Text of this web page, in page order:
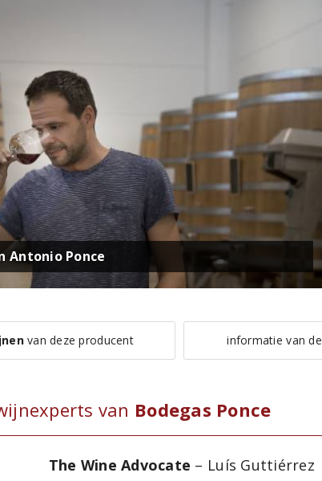
Antonio Ponce
van deze producent informatie van de
van Bodegas Ponce
The Wine Advocate – Luís Guttiérrez